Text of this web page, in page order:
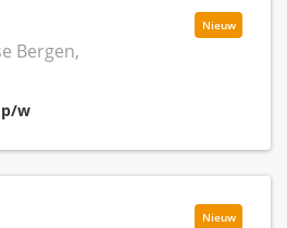
Nieuw
Bergen,
p/w
Nieuw